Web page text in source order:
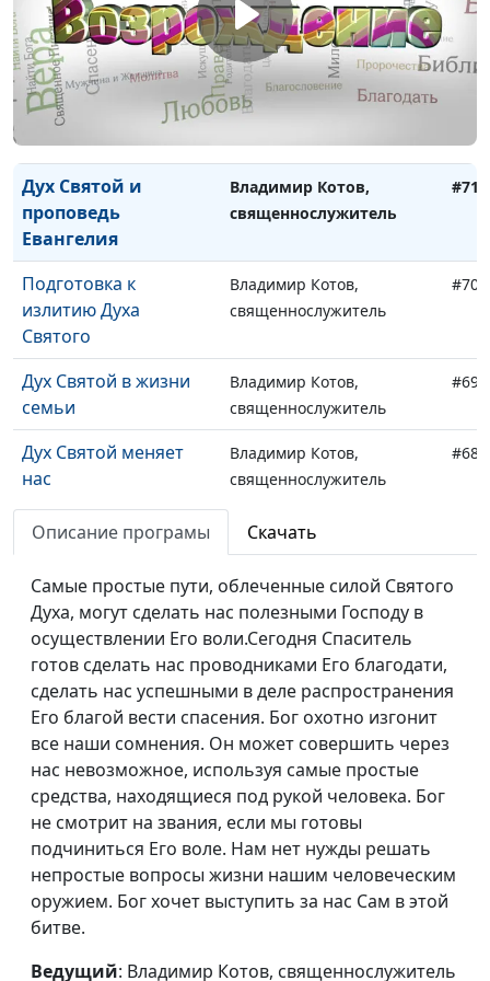
Я есмь путь, истина и
жизнь
Евгений Зайцев, доктор
богословия
#73
Христос помогает
победить страх
Евгений Зайцев, доктор
богословия
Дух Святой и
проповедь
Евангелия
Владимир Котов,
священнослужитель
#71
Подготовка к
излитию Духа
Святого
Владимир Котов,
священнослужитель
#70
Дух Святой в жизни
семьи
Владимир Котов,
священнослужитель
#69
Дух Святой меняет
нас
Владимир Котов,
священнослужитель
#68
Получение Святого
Владимир Котов,
священнослужитель
Возрождение и
Святой Дух
Владимир Котов,
священнослужитель
#66
Формула успеха
Владимир Котов,
священнослужитель
Духовная зрелость
Владимир Котов,
священнослужитель
Важная
составляющая жизни
Владимир Котов,
священнослужитель
Переживания в
жизни человека
Владимир Котов,
священнослужитель
#62
священнослужитель
Описание програмы Скачать
Самые простые пути, облеченные силой Святого
Духа, могут сделать нас полезными Господу в
осуществлении Его воли.Сегодня Спаситель
готов сделать нас проводниками Его благодати,
сделать нас успешными в деле распространения
Его благой вести спасения. Бог охотно изгонит
все наши сомнения. Он может совершить через
нас невозможное, используя самые простые
средства, находящиеся под рукой человека. Бог
не смотрит на звания, если мы готовы
подчиниться Его воле. Нам нет нужды решать
непростые вопросы жизни нашим человеческим
оружием. Бог хочет выступить за нас Сам в этой
битве.
Ведущий: Владимир Котов, священнослужитель